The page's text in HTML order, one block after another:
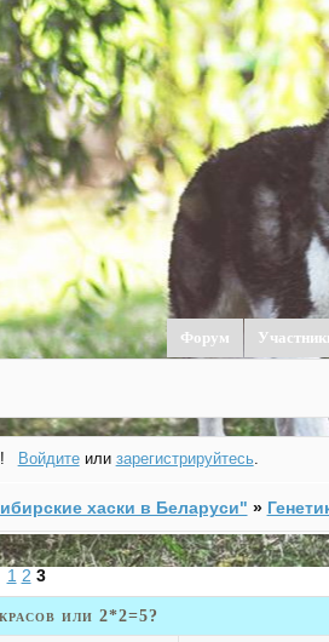
Форум
Войдитеили зарегистрируйтесь.
хаски в Беларуси" »
или 2*2=5?
1 2 3